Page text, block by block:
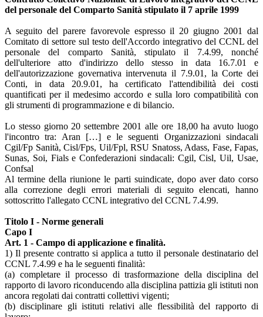
del personale del Comparto Sanità stipulato il 7 aprile 1999
A seguito del parere favorevole espresso il 20 giugno 2001 dal
Comitato di settore sul testo dell'Accordo integrativo del CCNL del
personale del comparto Sanità, stipulato il 7.4.99, nonché
dell'ulteriore atto d'indirizzo dello stesso in data 16.7.01 e
dell'autorizzazione governativa intervenuta il 7.9.01, la Corte dei
Conti, in data 20.9.01, ha certificato l'attendibilità dei costi
quantificati per il medesimo accordo e sulla loro compatibilità con
gli strumenti di programmazione e di bilancio.
Lo stesso giorno 20 settembre 2001 alle ore 18,00 ha avuto luogo
l'incontro tra: Aran […] e le seguenti Organizzazioni sindacali
Cgil/Fp Sanità, Cisl/Fps, Uil/Fpl, RSU Snatoss, Adass, Fase, Fapas,
Sunas, Soi, Fials e Confederazioni sindacali: Cgil, Cisl, Uil, Usae,
Confsal
Al termine della riunione le parti suindicate, dopo aver dato corso
alla correzione degli errori materiali di seguito elencati, hanno
sottoscritto l'allegato CCNL integrativo del CCNL 7.4.99.
Titolo I - Norme generali
Capo I
Art. 1 - Campo di applicazione e finalità.
1) Il presente contratto si applica a tutto il personale destinatario del
CCNL 7.4.99 e ha le seguenti finalità:
(a) completare il processo di trasformazione della disciplina del
rapporto di lavoro riconducendo alla disciplina pattizia gli istituti non
ancora regolati dai contratti collettivi vigenti;
(b) disciplinare gli istituti relativi alle flessibilità del rapporto di